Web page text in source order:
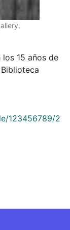
los 15 años de
123456789/2